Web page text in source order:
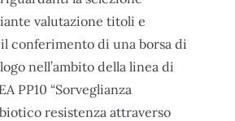
valutazione titoli e
conferimento di una borsa di
nell’ambito della linea di
PP10 “Sorveglianza
resistenza attraverso